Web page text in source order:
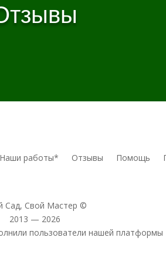
Наши работы* Отзывы Помощь
Сад, Свой Мастер ©
2013 — 2026
пользователи нашей платформы